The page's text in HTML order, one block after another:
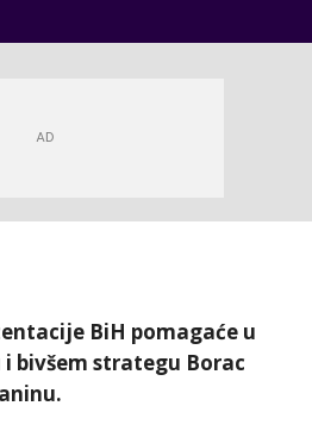
BiH pomagaće u
bivšem strategu Borac